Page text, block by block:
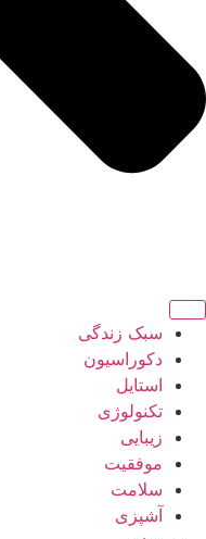
سبک زندگی
دکوراسیون
استایل
تکنولوژی
زیبایی
موفقیت
سلامت
آشپزی